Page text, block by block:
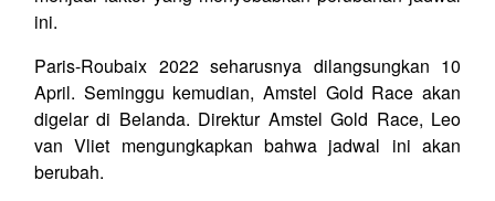
ini.
Paris-Roubaix 2022 seharusnya dilangsungkan 10
April. Seminggu kemudian, Amstel Gold Race akan
digelar di Belanda. Direktur Amstel Gold Race, Leo
van Vliet mengungkapkan bahwa jadwal ini akan
berubah.